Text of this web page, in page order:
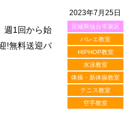
2023年7月25日
宮城県仙台市泉区
バレエ教室
HIPHOP教室
水泳教室
体操・新体操教室
テニス教室
空手教室
週1回から始
!無料送迎バ